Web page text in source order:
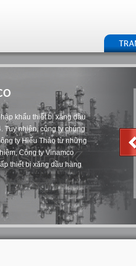
khẩu thiết bị xăng dầu
Tuy nhiên, công ty chúng
ty Hiếu Thảo từ những
Công ty Vinamco
thiết bị xăng dầu hàng